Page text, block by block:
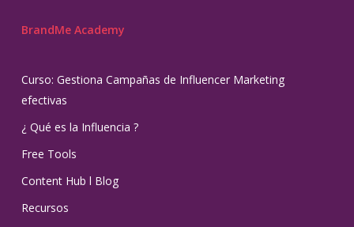
BrandMe Academy
Curso: Gestiona Campañas de Influencer Marketing
efectivas
¿ Qué es la Influencia ?
Free Tools
Content Hub l Blog
Recursos